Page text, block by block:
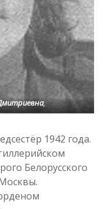
,
1942 года.
Белорусского